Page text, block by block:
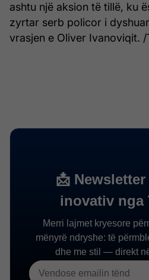
ashtu një aksion të tillë, ku
zyrtar serb policor i
vrasjen e Oliver Ivanoviqit.